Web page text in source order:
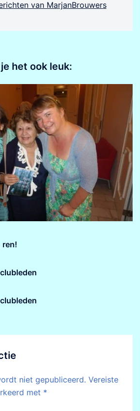
van MarjanBrouwers
het ook leuk:
ren!
niet gepubliceerd. Vereiste
met *